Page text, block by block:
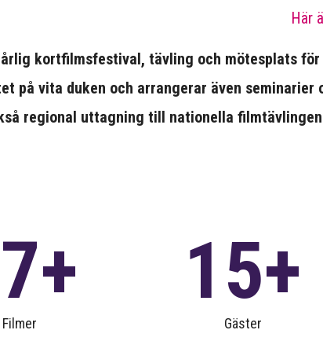
Här
årlig kortfilmsfestival, tävling och mötesplats
på vita duken och arrangerar även
regional uttagning till nationella
Filmer
15
Gäster